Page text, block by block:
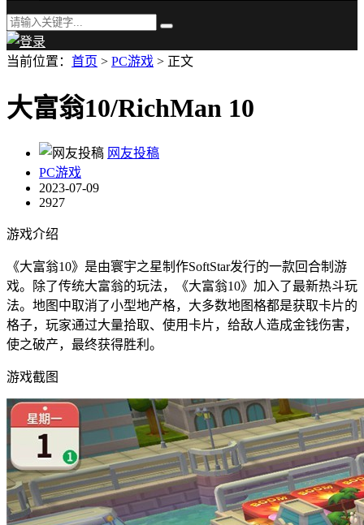
当前位置： 首页 > PC游戏 > 正文
大富翁10/RichMan 10
网友投稿
PC游戏
2023-07-09
2927
游戏介绍
《大富翁10》是由寰宇之星制作SoftStar发行的一款回合制游
戏。除了传统大富翁的玩法，《大富翁10》加入了最新热斗玩
法。地图中取消了小型地产格，大多数地图格都是获取卡片的
格子，玩家通过大量拾取、使用卡片，给敌人造成金钱伤害，
使之破产，最终获得胜利。
游戏截图